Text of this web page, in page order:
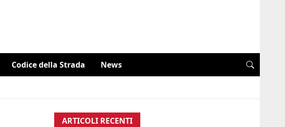
Codice della Strada News
ARTICOLI RECENTI